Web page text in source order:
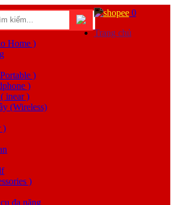
0
Trang chủ
Home )
)
)
inear )
(Wireless)
)
)
đa năng